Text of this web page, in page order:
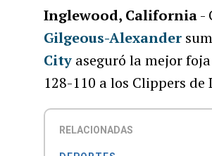
Inglewood, California-
Gilgeous-Alexander
City aseguró la mejor
128-110 a los Clippers de
RELACIONADAS